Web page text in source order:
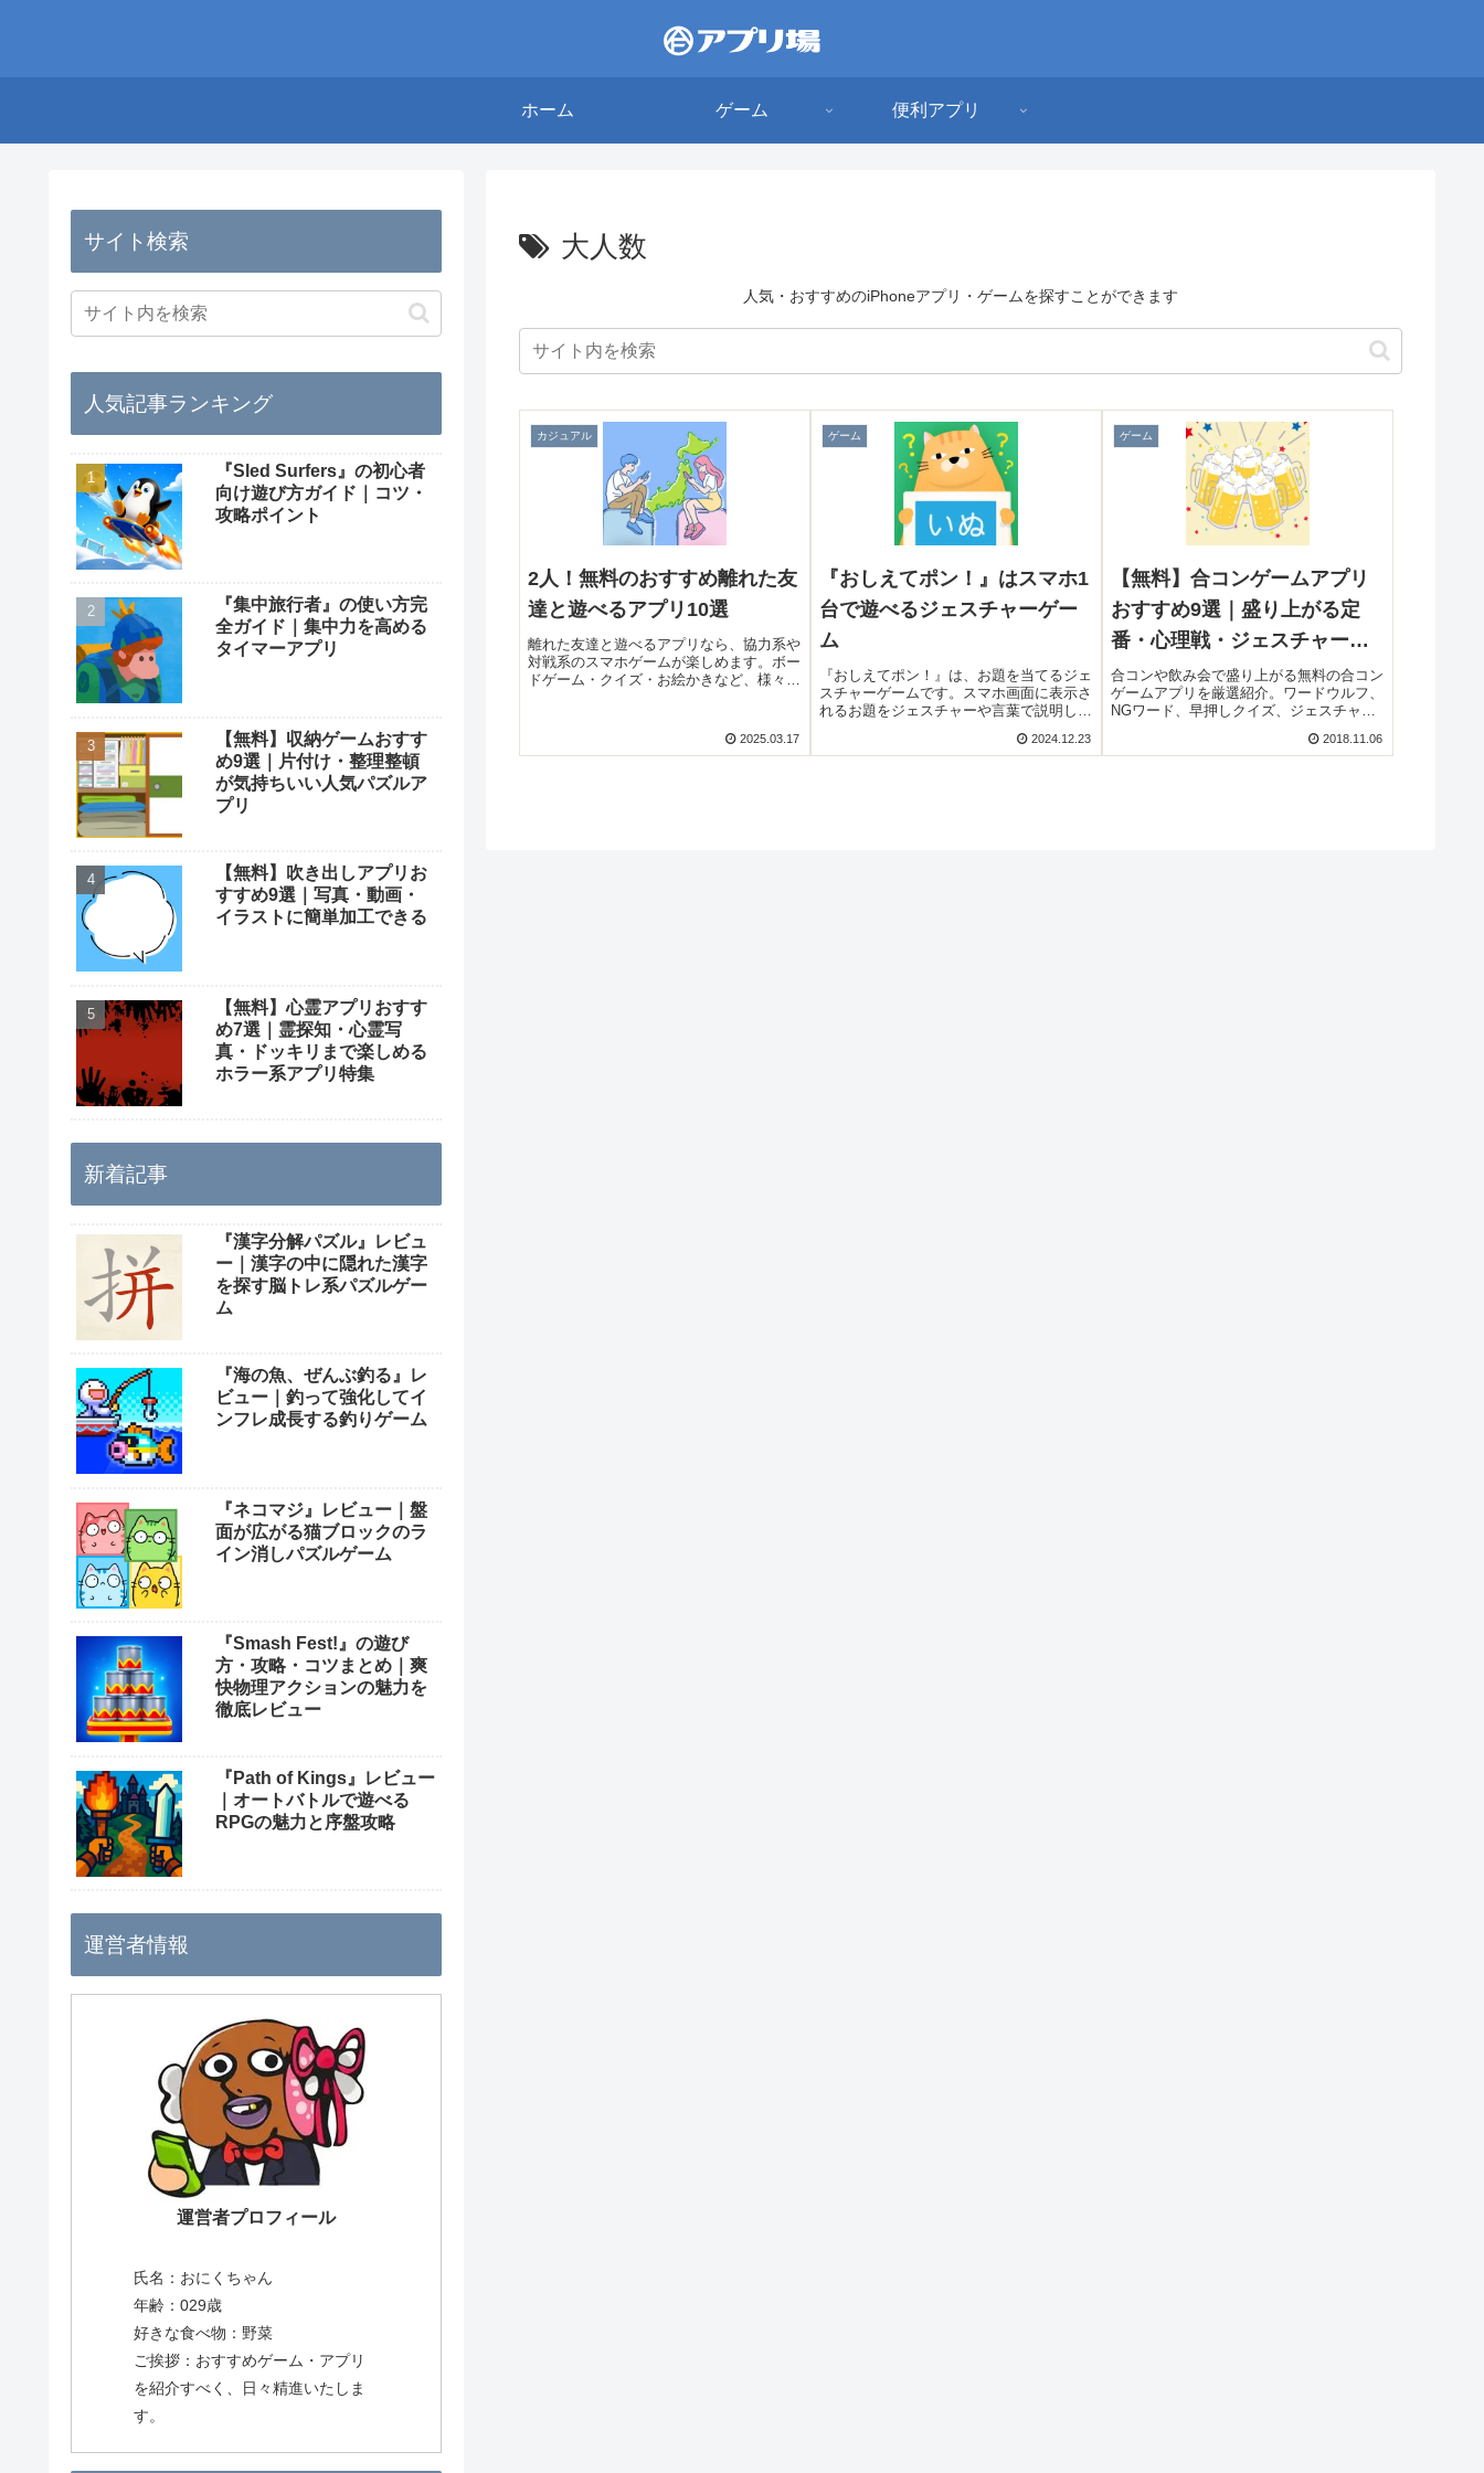
ホーム ゲーム 便利アプリ
大人数
人気・おすすめのiPhoneアプリ・ゲームを探すことができます
カジュアル
2人！無料のおすすめ離れた友
達と遊べるアプリ10選
離れた友達と遊べるアプリなら、協力系や
対戦系のスマホゲームが楽しめます。ボー
ドゲーム・クイズ・お絵かきなど、様々な
め離れた友達と遊べるアプリをご紹介いた
2025.03.17
ゲーム
『おしえてポン！』はスマホ1
台で遊べるジェスチャーゲー
ム
『おしえてポン！』は、お題を当てるジェ
スチャーゲームです。スマホ画面に表示さ
れるお題をジェスチャーや言葉で説明し、
ルールが簡単なので、家族や友達など、年
2024.12.23
ゲーム
【無料】合コンゲームアプリ
おすすめ9選｜盛り上がる定
番・心理戦・ジェスチャー系
まとめ
合コンや飲み会で盛り上がる無料の合コン
ゲームアプリを厳選紹介。ワードウルフ、
NGワード、早押しクイズ、ジェスチャ
気スマホゲームをまとめました。2018.11.06
サイト検索
人気記事ランキング
『Sled Surfers』の初心者
向け遊び方ガイド｜コツ・
攻略ポイント
『集中旅行者』の使い方完
全ガイド｜集中力を高める
タイマーアプリ
【無料】収納ゲームおすす
め9選｜片付け・整理整頓
が気持ちいい人気パズルア
プリ
【無料】吹き出しアプリお
すすめ9選｜写真・動画・
イラストに簡単加工できる
【無料】心霊アプリおすす
め7選｜霊探知・心霊写
真・ドッキリまで楽しめる
ホラー系アプリ特集
新着記事
『漢字分解パズル』レビュ
ー｜漢字の中に隠れた漢字
を探す脳トレ系パズルゲー
ム
『海の魚、ぜんぶ釣る』レ
ビュー｜釣って強化してイ
ンフレ成長する釣りゲーム
『ネコマジ』レビュー｜盤
面が広がる猫ブロックのラ
イン消しパズルゲーム
『Smash Fest!』の遊び
方・攻略・コツまとめ｜爽
快物理アクションの魅力を
徹底レビュー
『Path of Kings』レビュー
｜オートバトルで遊べる
RPGの魅力と序盤攻略
運営者情報
運営者プロフィール
氏名：おにくちゃん
年齢：029歳
好きな食べ物：野菜
ご挨拶：おすすめゲーム・アプリ
を紹介すべく、日々精進いたしま
す。